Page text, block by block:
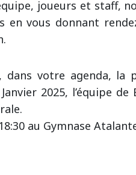
joueurs et staff,
en vous donnant
dans votre agenda,
2025, l’équipe
au Gymnase